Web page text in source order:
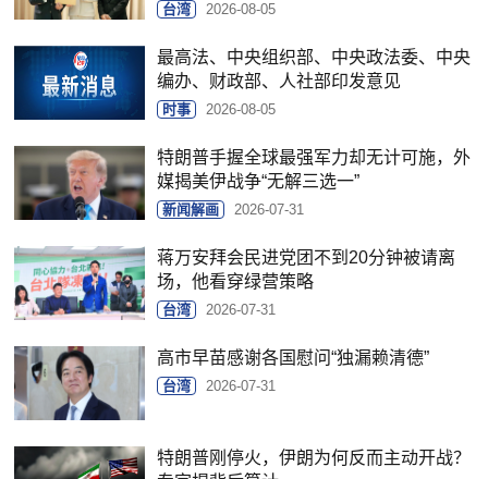
台湾 2026-08-05
最高法、中央组织部、中央政法委、中央
编办、财政部、人社部印发意见
时事 2026-08-05
特朗普手握全球最强军力却无计可施，外
媒揭美伊战争“无解三选一”
新闻解画 2026-07-31
蒋万安拜会民进党团不到20分钟被请离
场，他看穿绿营策略
台湾 2026-07-31
高市早苗感谢各国慰问“独漏赖清德”
台湾 2026-07-31
特朗普刚停火，伊朗为何反而主动开战？